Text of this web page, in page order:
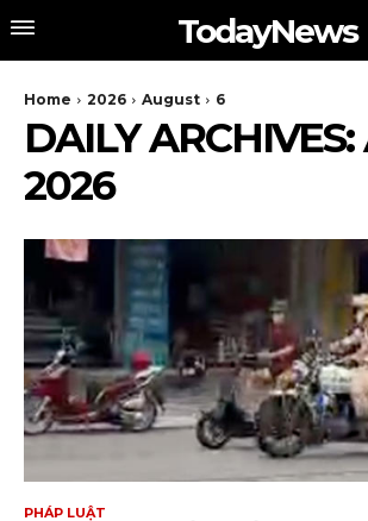
TodayNews
Home 2026 August 6
DAILY ARCHIVES:
2026
PHÁP LUẬT